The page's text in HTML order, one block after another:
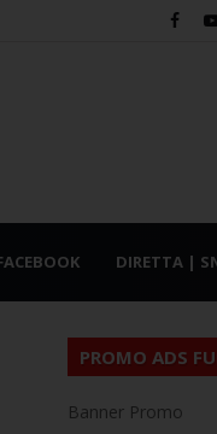
DIRETTA |
PROMO ADS
Banner Promo